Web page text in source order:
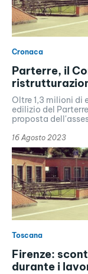
Cronaca
Parterre, il
Oltre 1,3 milioni di
edilizio del
proposta
16 Agosto 2023
Toscana
Firenze:
durante i